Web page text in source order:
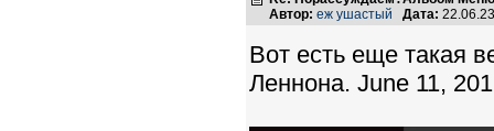
Автор: еж ушастый Дата:
Вот есть еще такая
Леннона. June 11,